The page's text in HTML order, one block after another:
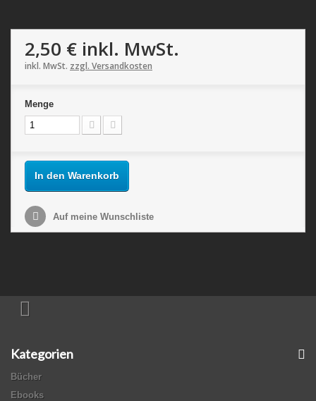
2,50 € inkl. MwSt.
inkl. MwSt. zzgl. Versandkosten
Menge
In den Warenkorb
Auf meine Wunschliste
Kategorien
Bücher
Ebooks